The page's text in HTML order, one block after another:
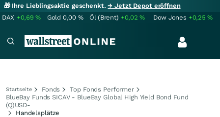
🎁 Ihre Lieblingsaktie geschenkt.→ Jetzt Depot eröffnen
DAX +0,69% Gold 0,00 % Öl (Brent) +0,02% Dow Jones +0,25%
Startseite Fonds
Top Fonds Performer
BlueBay Funds SICAV - BlueBay Global High Yield Bond Fund
(Q)USD-
Handelsplätze